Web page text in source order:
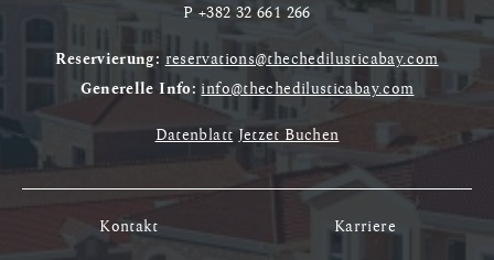
P +382 32 661 266
Reservierung: reservations@thechedilusticabay.com
Generelle Info: info@thechedilusticabay.com
Datenblatt Jetzet Buchen
Kontakt
Karriere